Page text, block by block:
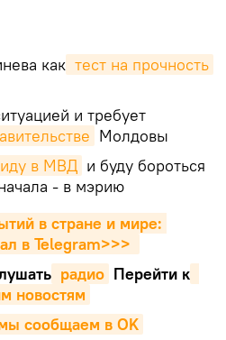
как тест на прочность
и требует
Молдовы
иду в МВД и буду бороться
- в мэрию
в стране и мире:
в Telegram>>>
радио Перейти к
новостям
сообщаем в OK